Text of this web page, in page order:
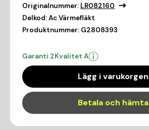
Originalnummer: LR082160
Delkod:Ac Värmefläkt
Produktnummer: G2808393
Garanti 2Kvalitet A
Lägg i varukorgen
Betala och hämta